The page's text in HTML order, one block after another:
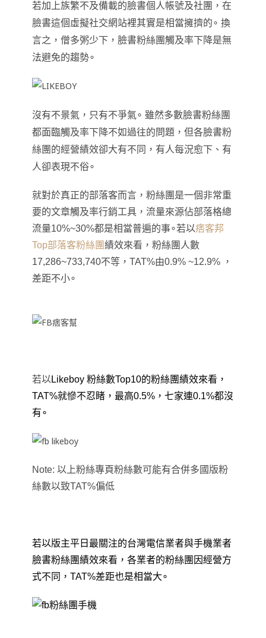
若加上族繁不及備載的臉書個人帳號及社團 ，在
臉書這個虛擬社交網站裡其實是相當擁擠的∘ 換
言之 ，僧多粥少下 ， 臉書粉絲團觸及率下降是無
法避免的趨勢∘
沒有不景氣 ， 只有不爭氣∘ 雖然多數臉書粉絲團
都面臨觸及率下降不如過往的問題 ，但各臉書粉
絲團的經營績效卻大有不同 ，有人每況愈下 、 有
人卻表現不俗∘
就對於真正的部落客而言，粉絲團是一個非常重
要的文章觸及率行銷工具，流量來源佔部落格總
流量10%~30%都是相當普遍的事∘若以痞客邦
Top部落客粉絲團績效來看 ，粉絲團人數
17,286~733,740不等 ， TAT%由0.9% ~12.9% ，
差距不小∘
若以 Likeboy 粉絲數Top10的粉絲團績效來看 ，
TAT%就慘不忍睹 ，最高0.5% ，七家連0.1%都沒
有∘
Note: 以上粉絲專頁粉絲數可能有合併多國版粉
絲數以致TAT%偏低
若以版主平日最關注的台灣電信業者與手機業者
臉書粉絲團績效來看 ，各業者的粉絲團因經營方
式不同 ， TAT%差距也是相當大∘